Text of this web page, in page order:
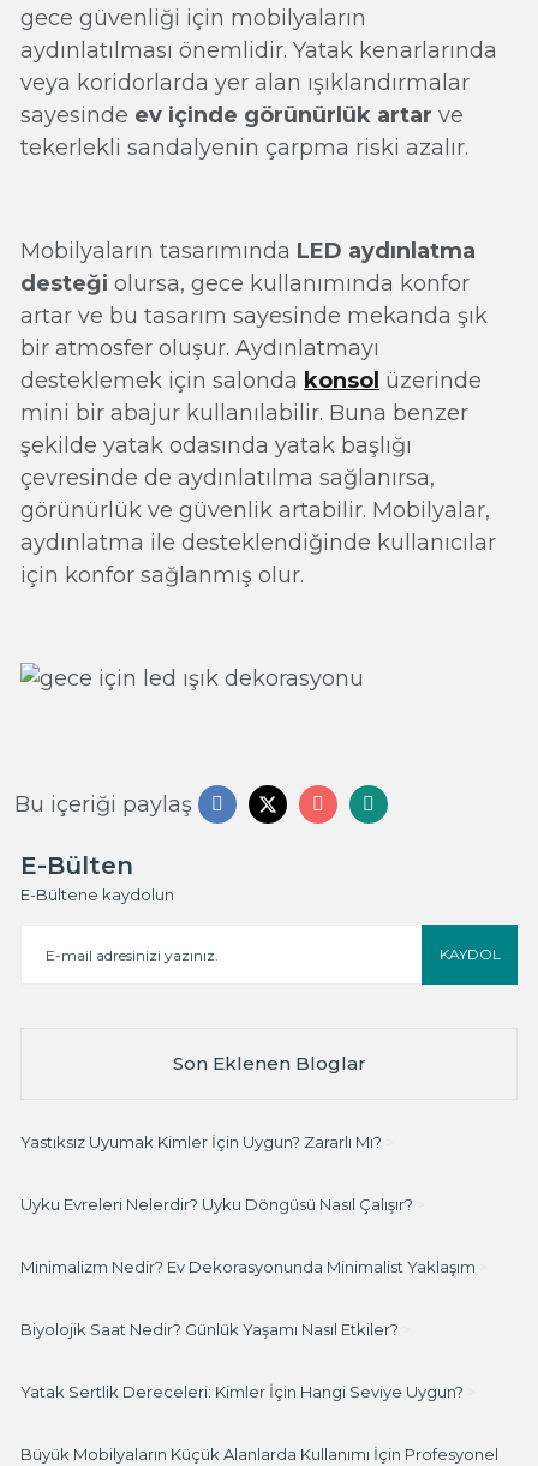
gece güvenliği için mobilyaların
aydınlatılması önemlidir. Yatak kenarlarında
veya koridorlarda yer alan ışıklandırmalar
sayesinde ev içinde görünürlük artar ve
tekerlekli sandalyenin çarpma riski azalır.
Mobilyaların tasarımında LED aydınlatma
desteği olursa, gece kullanımında konfor
artar ve bu tasarım sayesinde mekanda şık
bir atmosfer oluşur. Aydınlatmayı
desteklemek için salonda konsol üzerinde
mini bir abajur kullanılabilir. Buna benzer
şekilde yatak odasında yatak başlığı
çevresinde de aydınlatılma sağlanırsa,
görünürlük ve güvenlik artabilir. Mobilyalar,
aydınlatma ile desteklendiğinde kullanıcılar
için konfor sağlanmış olur.
Bu içeriği paylaş
E-Bülten
E-Bültene kaydolun
KAYDOL
Son Eklenen Bloglar
Yastıksız Uyumak Kimler İçin Uygun? Zararlı Mı?
Uyku Evreleri Nelerdir? Uyku Döngüsü Nasıl Çalışır?
Minimalizm Nedir? Ev Dekorasyonunda Minimalist Yaklaşım
Biyolojik Saat Nedir? Günlük Yaşamı Nasıl Etkiler?
Yatak Sertlik Dereceleri: Kimler İçin Hangi Seviye Uygun?
Büyük Mobilyaların Küçük Alanlarda Kullanımı İçin Profesyonel